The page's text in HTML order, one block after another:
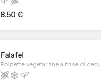
8.50 €
Falafel
Polpette vegetariane a base di